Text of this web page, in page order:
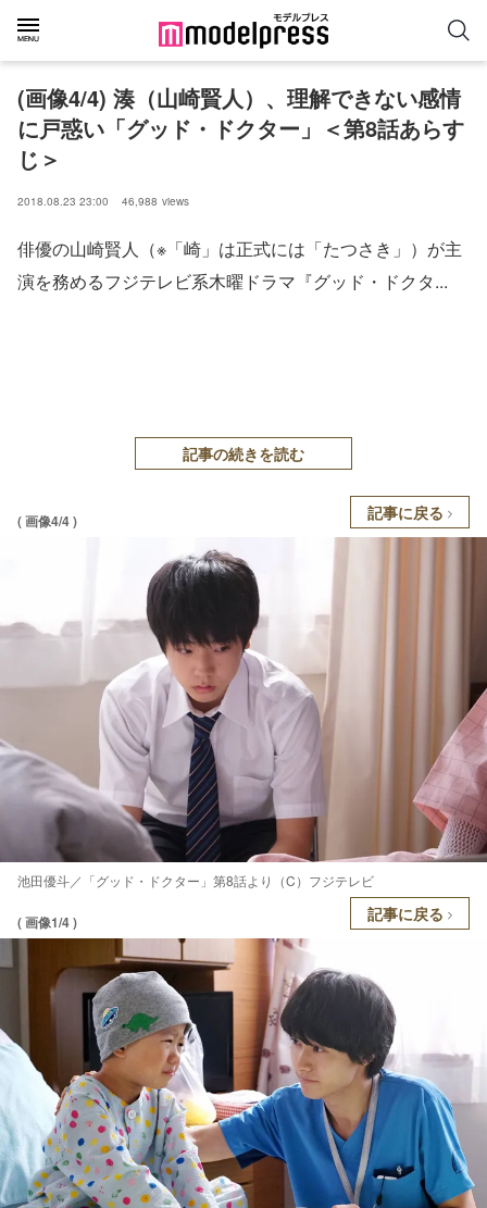
(画像4/4) 湊（山崎賢人）、理解できない感情
に戸惑い「グッド・ドクター」＜第8話あらす
じ＞
2018.08.23 23:00 46,988 views
俳優の山崎賢人（※「崎」は正式には「たつさき」）が主
演を務めるフジテレビ系木曜ドラマ『グッド・ドクタ...
記事の続きを読む
( 画像4/4 ) 記事に戻る
池田優斗／「グッド・ドクター」第8話より（C）フジテレビ
( 画像1/4 ) 記事に戻る